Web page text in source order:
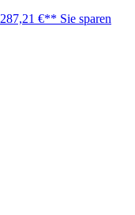
287,21 €** Sie sparen